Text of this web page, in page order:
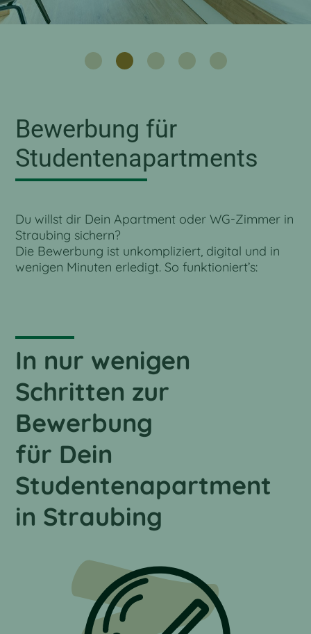
Bewerbung für
Studentenapartments
Du willst dir Dein Apartment oder WG-Zimmer in
Straubing sichern?
Die Bewerbung ist unkompliziert, digital und in
wenigen Minuten erledigt. So funktioniert’s:
In nur wenigen
Schritten zur
Bewerbung
für Dein
Studentenapartment
in Straubing